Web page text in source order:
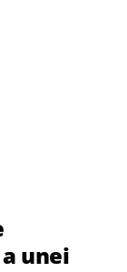
unei